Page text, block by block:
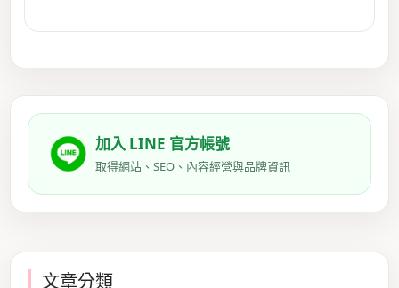
加入 LINE 官方帳號
取得網站、SEO、內容經營與品牌資訊
文章分類